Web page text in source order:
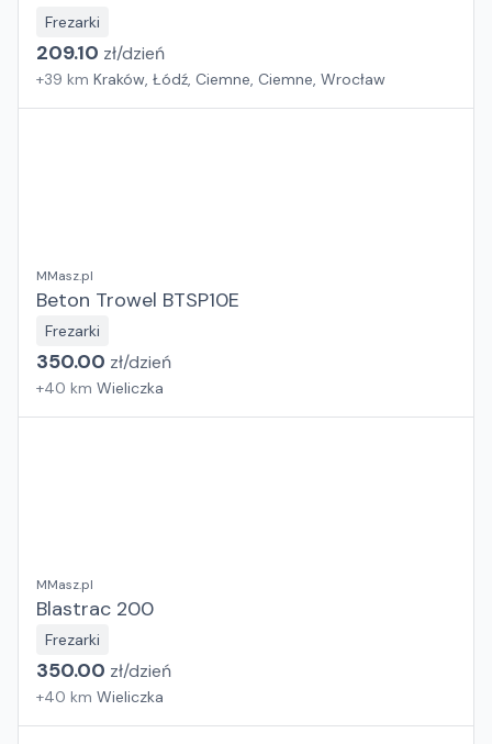
Frezarki
209.10 zł/dzień
+39 km Kraków, Łódź, Ciemne, Ciemne, Wrocław
MMasz.pl
Beton Trowel BTSP10E
Frezarki
350.00 zł/dzień
+40 km Wieliczka
MMasz.pl
Blastrac 200
Frezarki
350.00 zł/dzień
+40 km Wieliczka